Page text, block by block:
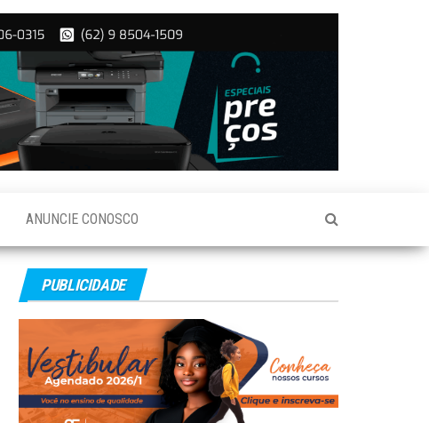
ANUNCIE CONOSCO
PUBLICIDADE